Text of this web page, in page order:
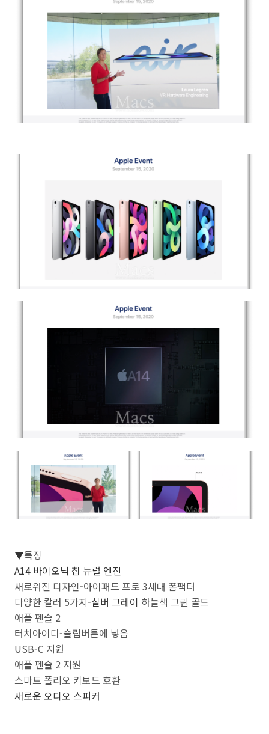
▼특징
A14 바이오닉 칩 뉴럴 엔진
새로워진 디자인-아이패드 프로 3세대 폼팩터
다양한 칼러 5가지-실버 그레이 하늘색 그린 골드
애플 펜슬 2
터치아이디-슬립버튼에 넣음
USB-C 지원
애플 펜슬 2 지원
스마트 폴리오 키보드 호환
새로운 오디오 스피커